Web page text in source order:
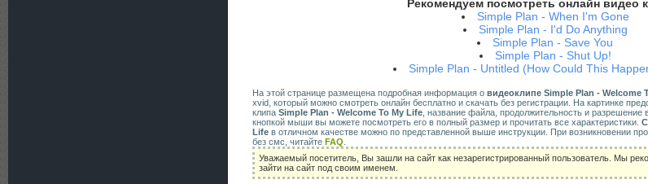
Рекомендуем посмотреть онлайн видео
Simple Plan - When I'm Gone
Simple Plan - I'd Do Anything
Simple Plan - Save You
Simple Plan - Shut Up!
Simple Plan - Untitled (How Could This
На этой странице размещена подробная информация о видеоклипе Simple Plan - Welcome
xvid, который можно смотреть онлайн бесплатно и скачать без регистрации. На картинке
клипа Simple Plan - Welcome To My Life , название файла, продолжительность и
кнопкой мыши вы можете посмотреть его в полный размер и прочитать все характеристики.
Life в отличном качестве можно по представленной выше инструкции. При возникновении
без смс, читайте FAQ
Уважаемый посетитель, Вы зашли на сайт как незарегистрированный пользователь. Мы
зайти на сайт под своим именем.